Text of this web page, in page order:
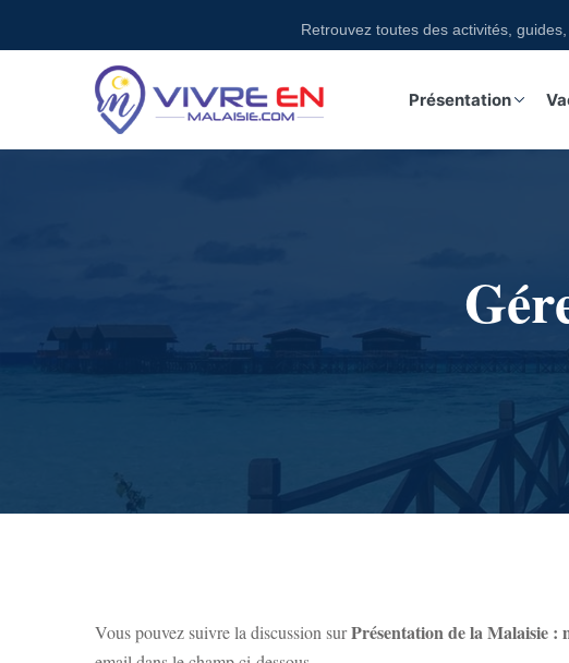
Retrouvez toutes des activités, guides,
Présentation
Vous pouvez suivre la discussion surPrésentation de la Malaisie :